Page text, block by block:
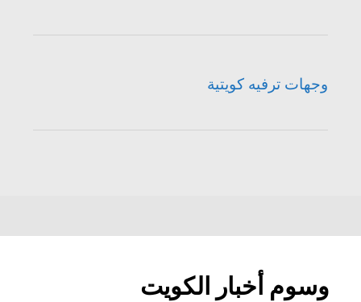
وجهات ترفيه كويتية
وسوم أخبار الكويت